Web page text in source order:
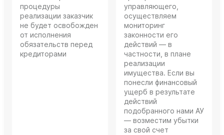
процедуры
реализации заказчик
не будет освобожден
от исполнения
обязательств перед
кредиторами
управляющего,
осуществляем
мониторинг
законности его
действий — в
частности, в плане
реализации
имущества. Если вы
понесли финансовый
ущерб в результате
действий
подобранного нами АУ
— возместим убытки
за свой счет